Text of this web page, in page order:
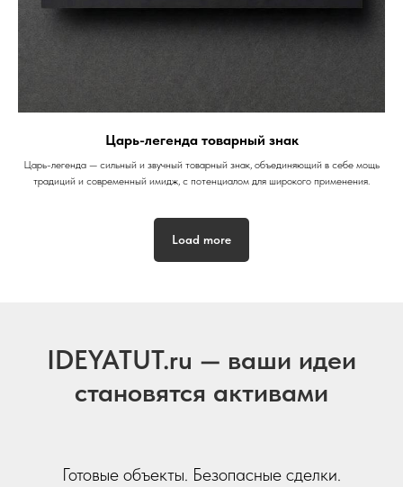
Царь-легенда товарный знак
Царь-легенда — сильный и звучный товарный знак, объединяющий в себе мощь
традиций и современный имидж, с потенциалом для широкого применения.
Load more
IDEYATUT.ru — ваши идеи
становятся активами
Готовые объекты. Безопасные сделки.